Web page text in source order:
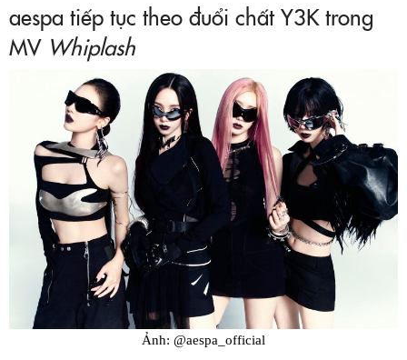
aespa tiếp tục theo đuổi chất Y3K trong
MV Whiplash
Ảnh: @aespa_official